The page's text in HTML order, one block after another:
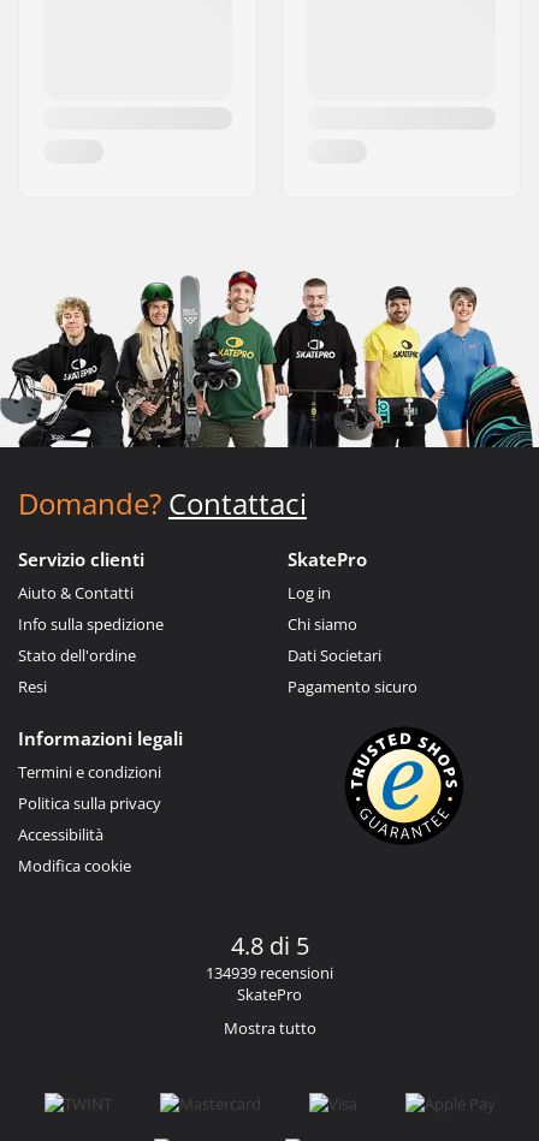
Domande? Contattaci
Servizio clienti
Aiuto & Contatti
Info sulla spedizione
Stato dell'ordine
Resi
SkatePro
Log in
Chi siamo
Dati Societari
Pagamento sicuro
Informazioni legali
Termini e condizioni
Politica sulla privacy
Accessibilità
Modifica cookie
4.8 di 5
134939 recensioni
SkatePro
Mostra tutto